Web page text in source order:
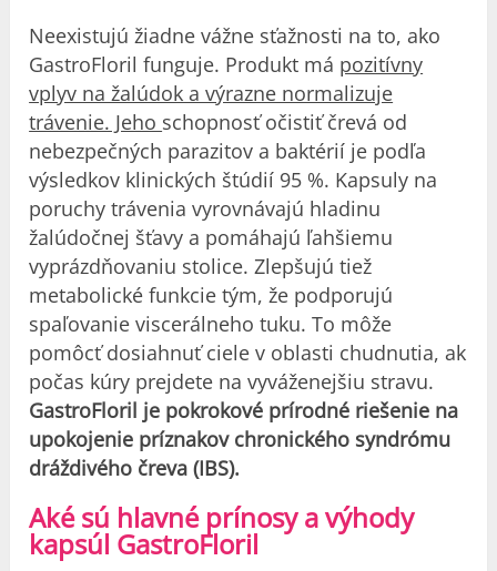
Neexistujú žiadne vážne sťažnosti na to, ako
GastroFloril funguje. Produkt má pozitívny
vplyv na žalúdok a výrazne normalizuje
trávenie. Jeho schopnosť očistiť črevá od
nebezpečných parazitov a baktérií je podľa
výsledkov klinických štúdií 95 %. Kapsuly na
poruchy trávenia vyrovnávajú hladinu
žalúdočnej šťavy a pomáhajú ľahšiemu
vyprázdňovaniu stolice. Zlepšujú tiež
metabolické funkcie tým, že podporujú
spaľovanie viscerálneho tuku. To môže
pomôcť dosiahnuť ciele v oblasti chudnutia, ak
počas kúry prejdete na vyváženejšiu stravu.
GastroFloril je pokrokové prírodné riešenie na
upokojenie príznakov chronického syndrómu
dráždivého čreva (IBS).
Aké sú hlavné prínosy a výhody
kapsúl GastroFloril